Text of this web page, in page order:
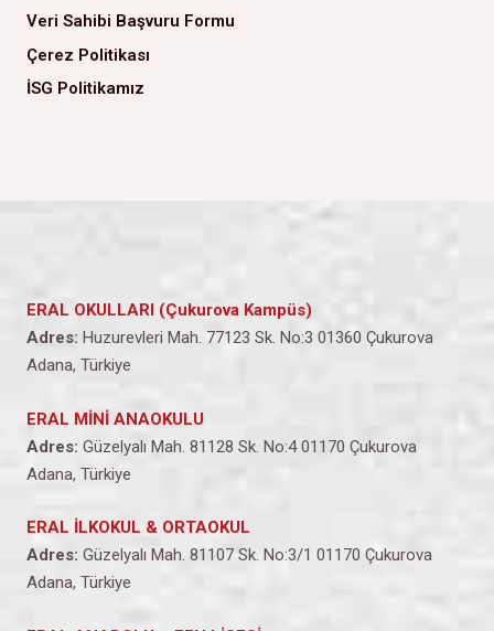
Veri Sahibi Başvuru Formu
Çerez Politikası
İSG Politikamız
ERAL OKULLARI (Çukurova Kampüs)
Adres: Huzurevleri Mah. 77123 Sk. No:3 01360 Çukurova
Adana, Türkiye
ERAL MİNİ ANAOKULU
Adres: Güzelyalı Mah. 81128 Sk. No:4 01170 Çukurova
Adana, Türkiye
ERAL İLKOKUL & ORTAOKUL
Adres: Güzelyalı Mah. 81107 Sk. No:3/1 01170 Çukurova
Adana, Türkiye